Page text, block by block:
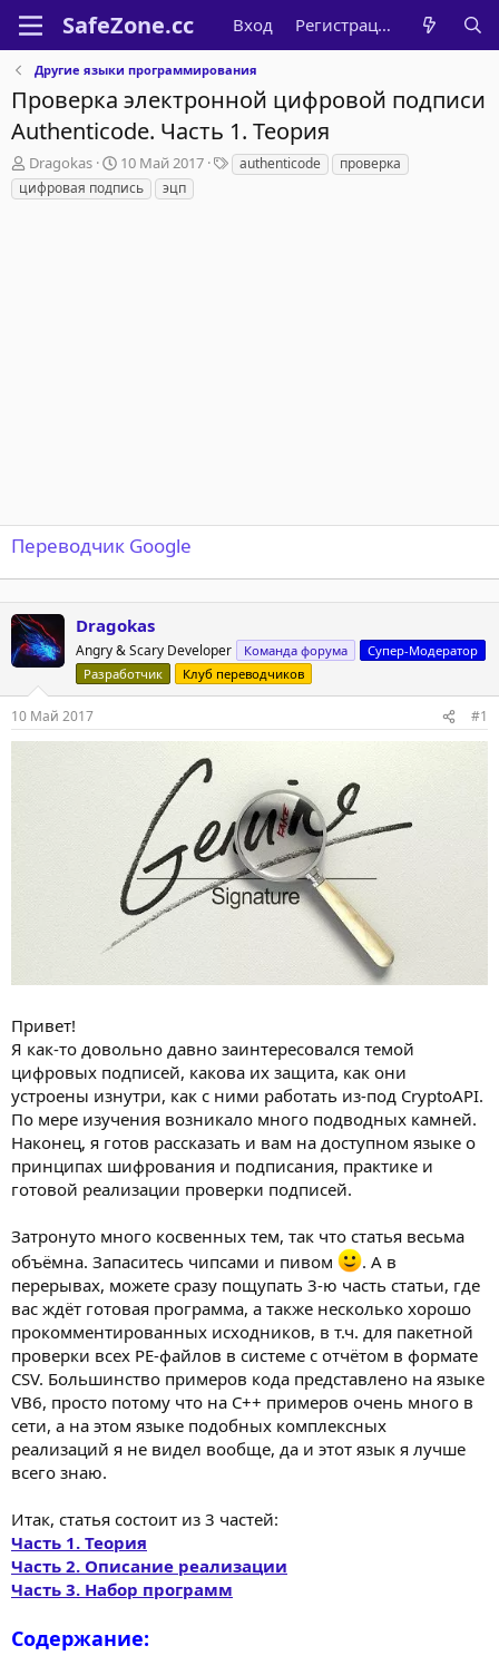
Вход Регистрация
Другие языки программирования
Проверка электронной цифровой подписи
Authenticode. Часть 1. Теория
А
в
т
Dragokas
Д
а
т
10 Май 2017
Т
е
authenticode
проверка
цифровая подпись
эцп
Переводчик Google
Dragokas
Angry & Scary Developer Команда форума
Супер-Модератор
Разработчик
Клуб переводчиков
10 Май 2017 #1
Привет!
Я как-то довольно давно заинтересовался темой
цифровых подписей, какова их защита, как они
устроены изнутри, как с ними работать из-под CryptoAPI.
По мере изучения возникало много подводных камней.
Наконец, я готов рассказать и вам на доступном языке о
принципах шифрования и подписания, практике и
готовой реализации проверки подписей.
Затронуто много косвенных тем, так что статья весьма
объёмна. Запаситесь чипсами и пивом
. А в
перерывах, можете сразу пощупать 3-ю часть статьи, где
вас ждёт готовая программа, а также несколько хорошо
прокомментированных исходников, в т.ч. для пакетной
проверки всех PE-файлов в системе с отчётом в формате
CSV. Большинство примеров кода представлено на языке
VB6, просто потому что на C++ примеров очень много в
сети, а на этом языке подобных комплексных
реализаций я не видел вообще, да и этот язык я лучше
всего знаю.
Итак, статья состоит из 3 частей:
Часть 1. Теория
Часть 2. Описание реализации
Часть 3. Набор программ
Содержание: